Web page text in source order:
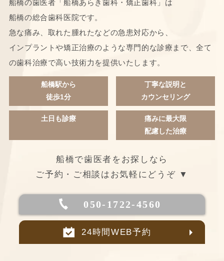
船橋の歯医者「船橋あらき歯科・矯正歯科」は
船橋の総合歯科医院です。
急な痛み、取れた腫れたなどの急患対応から、
インプラントや矯正治療のような専門的な診療まで、全て
の歯科治療で高い技術力を提供いたします。
船橋駅から
徒歩1分
丁寧な説明と
カウンセリング
土日も診療
痛みに最大限
配慮した治療
船橋で歯医者をお探しなら
ご予約・ご相談はお気軽にどうぞ ▼
050-1722-4560
24時間WEB予約